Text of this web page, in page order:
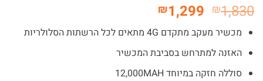
₪1,830 המחיר
המקורי
היה:
₪1,830.
₪1,299
הנוכחי
הוא:
₪1,299.
מכשיר מעקב מתקדם 4G מתאים לכל הרשתות הסלולריות
האזנה למתרחש בסביבת המכשיר
סוללה חזקה במיוחד 12,000MAH